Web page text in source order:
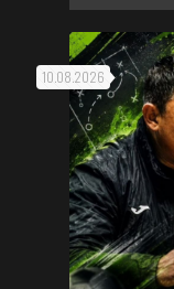
10.08.2026